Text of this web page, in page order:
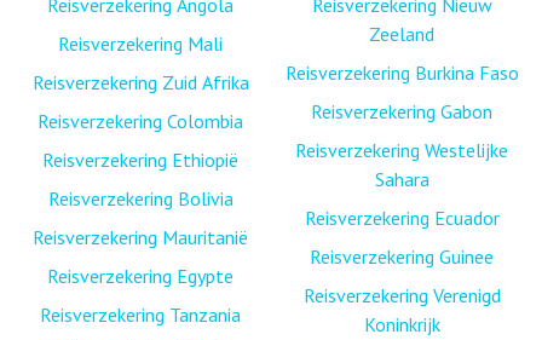
Reisverzekering Angola
Reisverzekering Mali
Reisverzekering Zuid Afrika
Reisverzekering Colombia
Reisverzekering Ethiopië
Reisverzekering Bolivia
Reisverzekering Mauritanië
Reisverzekering Egypte
Reisverzekering Tanzania
Reisverzekering Nieuw
Zeeland
Reisverzekering Burkina Faso
Reisverzekering Gabon
Reisverzekering Westelijke
Sahara
Reisverzekering Ecuador
Reisverzekering Guinee
Reisverzekering Verenigd
Koninkrijk